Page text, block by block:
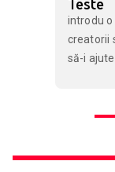
Teste
introdu
creatorii
să-i